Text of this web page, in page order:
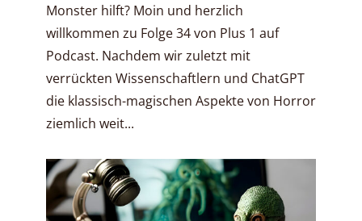
Monster hilft? Moin und herzlich
willkommen zu Folge 34 von Plus 1 auf
Podcast. Nachdem wir zuletzt mit
verrückten Wissenschaftlern und ChatGPT
die klassisch-magischen Aspekte von Horror
ziemlich weit...